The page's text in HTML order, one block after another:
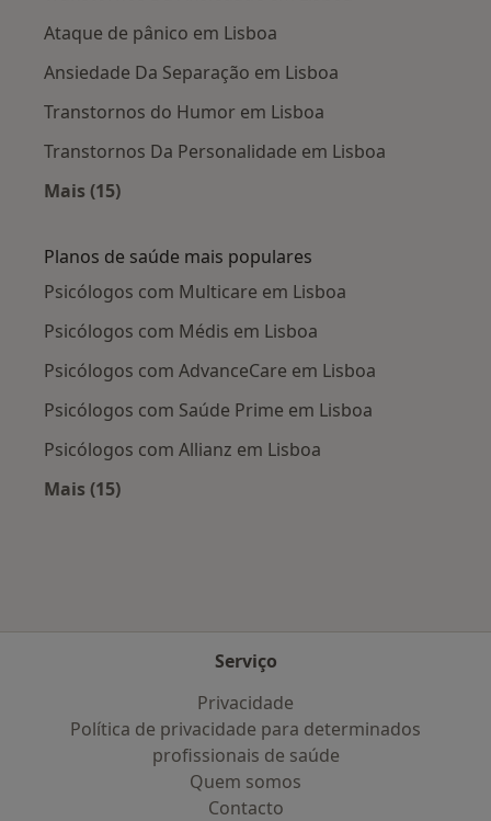
Ataque de pânico em Lisboa
Ansiedade Da Separação em Lisboa
Transtornos do Humor em Lisboa
Transtornos Da Personalidade em Lisboa
Mais (15)
Planos de saúde mais populares
Psicólogos com Multicare em Lisboa
Psicólogos com Médis em Lisboa
Psicólogos com AdvanceCare em Lisboa
Psicólogos com Saúde Prime em Lisboa
Psicólogos com Allianz em Lisboa
Mais (15)
Serviço
Privacidade
Política de privacidade para determinados
profissionais de saúde
Quem somos
Contacto